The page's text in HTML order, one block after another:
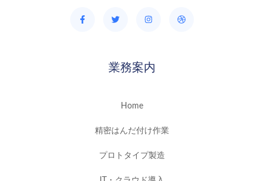
業務案内
Home
精密はんだ付け作業
プロトタイプ製造